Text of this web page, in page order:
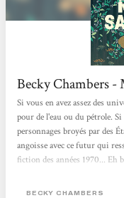
Becky Chambers
Si vous en avez assez des
pour de l'eau ou du pétrole.
personnages broyés par des
angoisse avec ce futur qui
fiction des années 1970...
engouement. Chez elle, pas
BECKY CHAMBERS